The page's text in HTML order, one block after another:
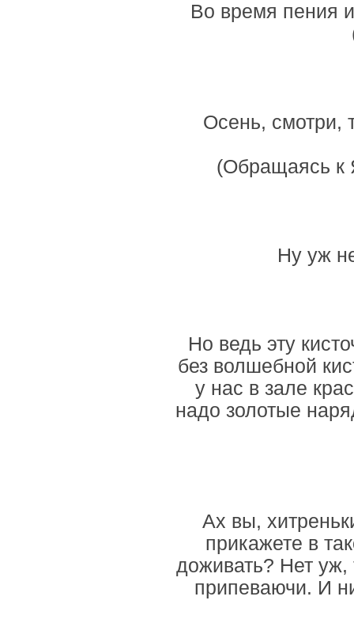
Во время пения
Осень, смотри,
(Обращаясь к
Ну уж
Но ведь эту
без волшебной
у нас в зале
надо золотые
Ах вы,
прикажете в
доживать? Нет уж,
припеваючи. И